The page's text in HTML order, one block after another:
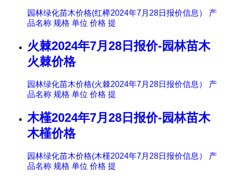
园林绿化苗木价格(红榉2024年7月28日报价信息） 产
品名称 规格 单位 价格 提
火棘2024年7月28日报价-园林苗木
火棘价格
园林绿化苗木价格(火棘2024年7月28日报价信息） 产
品名称 规格 单位 价格 提
木槿2024年7月28日报价-园林苗木
木槿价格
园林绿化苗木价格(木槿2024年7月28日报价信息） 产
品名称 规格 单位 价格 提